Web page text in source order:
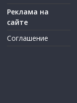
Реклама на
сайте
Соглашение